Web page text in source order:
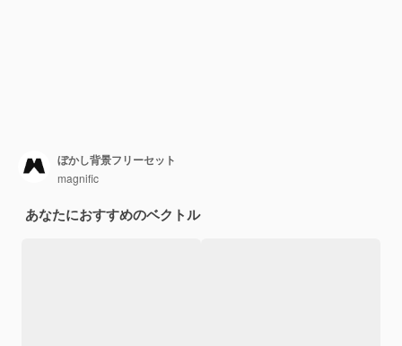
ぼかし背景フリーセット
magnific
あなたにおすすめのベクトル